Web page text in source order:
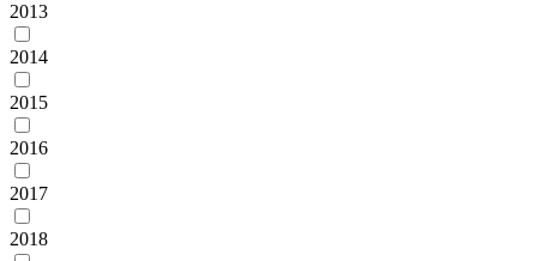
2013
2014
2015
2016
2017
2018